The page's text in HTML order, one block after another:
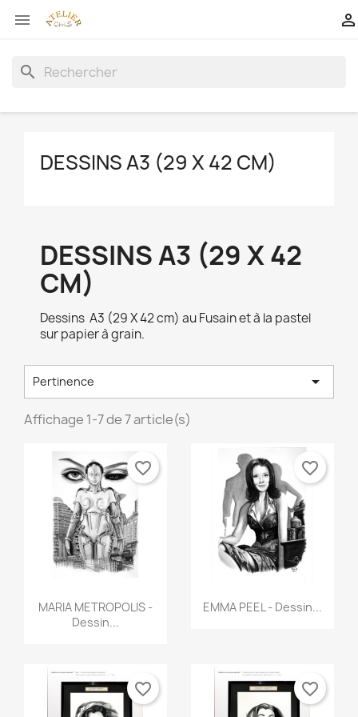
 
search
DESSINS A3 (29 X 42 CM)
DESSINS A3 (29 X 42
CM)
Dessins A3 (29 X 42 cm) au Fusain et à la pastel
sur papier à grain.
Pertinence 
Affichage 1-7 de 7 article(s)
Aperçu rapide
MARIA METROPOLIS -
Dessin...
favorite_border
Aperçu rapide
EMMA PEEL - Dessin...
favorite_border
favorite_border favorite_border